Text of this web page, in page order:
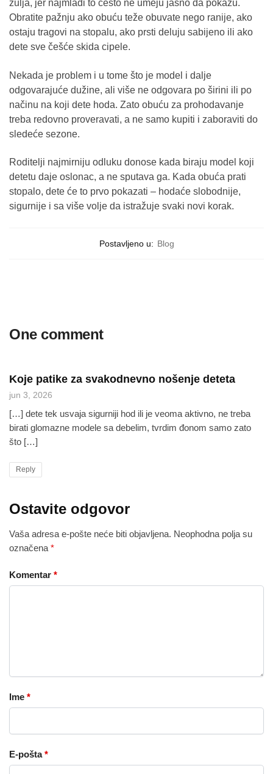
žulja, jer najmlađi to često ne umeju jasno da pokažu.
Obratite pažnju ako obuću teže obuvate nego ranije, ako
ostaju tragovi na stopalu, ako prsti deluju sabijeno ili ako
dete sve češće skida cipele.
Nekada je problem i u tome što je model i dalje
odgovarajuće dužine, ali više ne odgovara po širini ili po
načinu na koji dete hoda. Zato obuću za prohodavanje
treba redovno proveravati, a ne samo kupiti i zaboraviti do
sledeće sezone.
Roditelji najmirniju odluku donose kada biraju model koji
detetu daje oslonac, a ne sputava ga. Kada obuća prati
stopalo, dete će to prvo pokazati – hodaće slobodnije,
sigurnije i sa više volje da istražuje svaki novi korak.
Postavljeno u: Blog
One comment
Koje patike za svakodnevno nošenje deteta
jun 3, 2026
[…] dete tek usvaja sigurniji hod ili je veoma aktivno, ne treba
birati glomazne modele sa debelim, tvrdim đonom samo zato
što […]
Reply
Ostavite odgovor
Vaša adresa e-pošte neće biti objavljena. Neophodna polja su
označena *
Komentar *
Ime *
E-pošta*